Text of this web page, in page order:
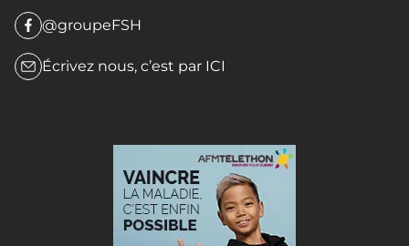
@groupeFSH
Écrivez nous, c’est par ICI